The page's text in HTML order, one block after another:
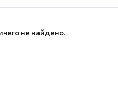
не найдено.